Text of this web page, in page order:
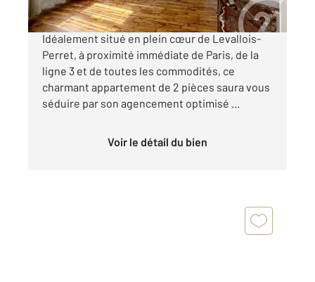
DEUX PIECES CHARME DE L'ANCIEN
Idéalement situé en plein cœur de Levallois-
Perret, à proximité immédiate de Paris, de la
ligne 3 et de toutes les commodités, ce
charmant appartement de 2 pièces saura vous
séduire par son agencement optimisé ...
Voir le détail du bien